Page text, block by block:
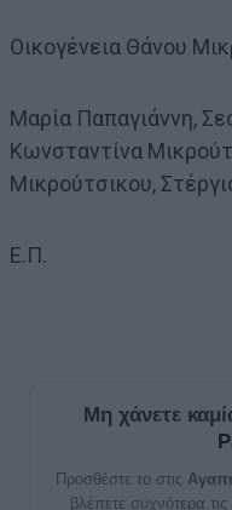
Οικογένεια Θάνου
Μαρία Παπαγιάννη,
Κωνσταντίνα
Μικρούτσικου,
Ε.Π.
Μη χάνετε
Προσθέστε το στις
βλέπετε συχνότερα